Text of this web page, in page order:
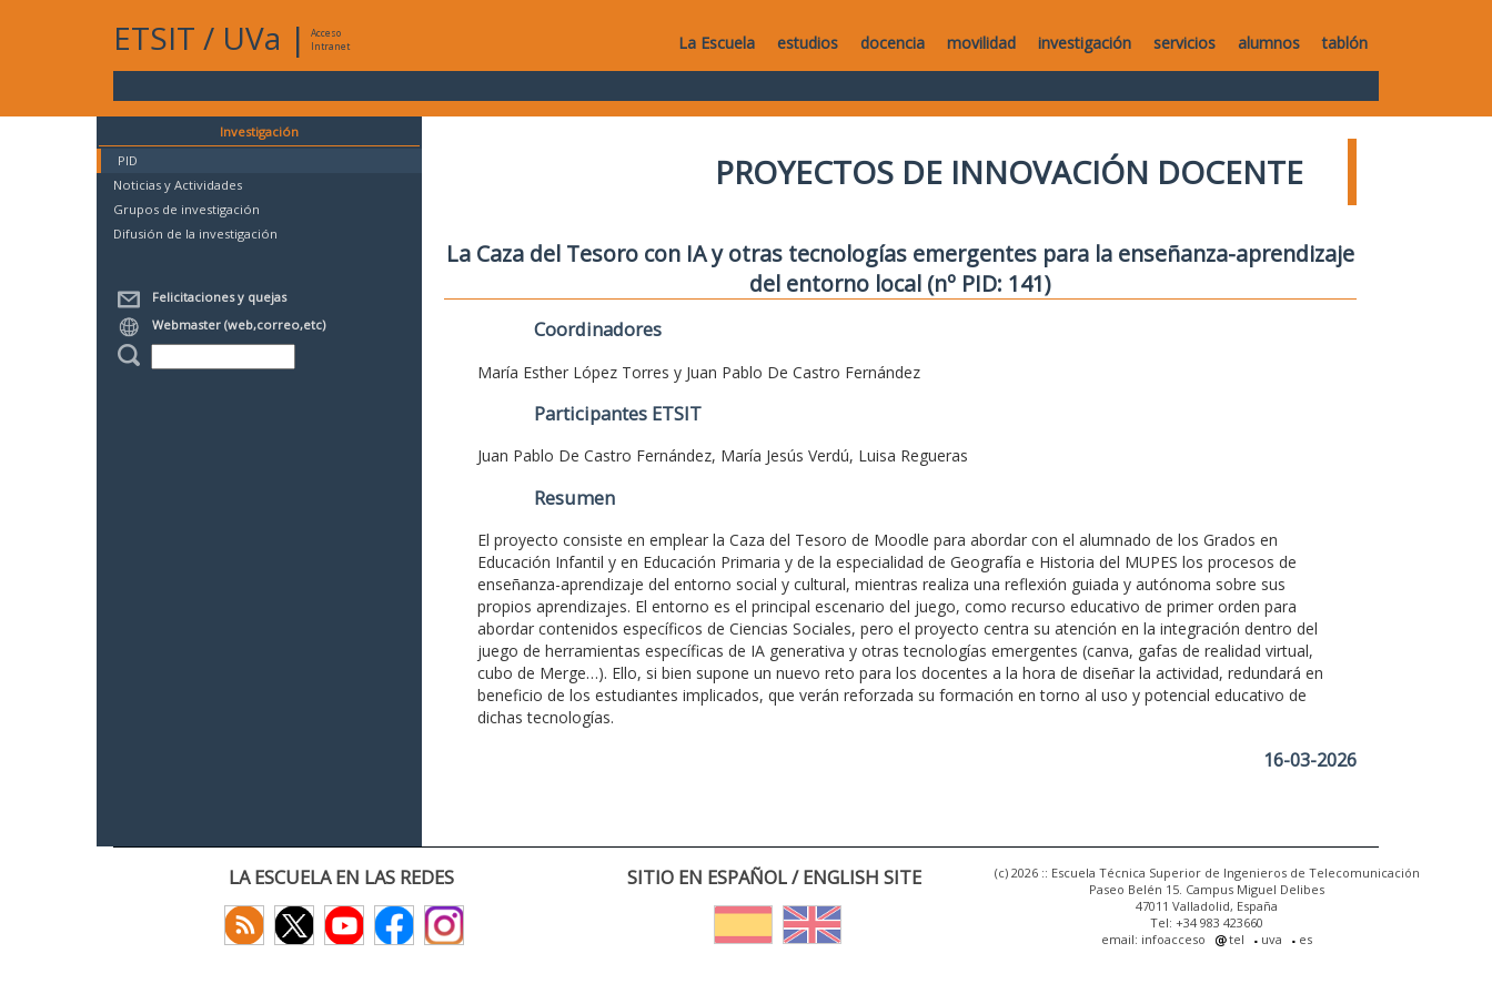
ETSIT / UVa |
Acceso
Intranet
La Escuela estudios docencia movilidad investigación servicios alumnos tablón
Investigación
PID
Noticias y Actividades
Grupos de investigación
Difusión de la investigación
Felicitaciones y quejas
Webmaster (web,correo,etc)
PROYECTOS DE INNOVACIÓN DOCENTE
La Caza del Tesoro con IA y otras tecnologías emergentes para la enseñanza-aprendizaje
del entorno local (nº PID: 141)
Coordinadores
María Esther López Torres y Juan Pablo De Castro Fernández
Participantes ETSIT
Juan Pablo De Castro Fernández, María Jesús Verdú, Luisa Regueras
Resumen
El proyecto consiste en emplear la Caza del Tesoro de Moodle para abordar con el alumnado de los Grados en
Educación Infantil y en Educación Primaria y de la especialidad de Geografía e Historia del MUPES los procesos de
enseñanza-aprendizaje del entorno social y cultural, mientras realiza una reflexión guiada y autónoma sobre sus
propios aprendizajes. El entorno es el principal escenario del juego, como recurso educativo de primer orden para
abordar contenidos específicos de Ciencias Sociales, pero el proyecto centra su atención en la integración dentro del
juego de herramientas específicas de IA generativa y otras tecnologías emergentes (canva, gafas de realidad virtual,
cubo de Merge…). Ello, si bien supone un nuevo reto para los docentes a la hora de diseñar la actividad, redundará en
beneficio de los estudiantes implicados, que verán reforzada su formación en torno al uso y potencial educativo de
dichas tecnologías.
16-03-2026
LA ESCUELA EN LAS REDES SITIO EN ESPAÑOL / ENGLISH SITE
(c) 2026 :: Escuela Técnica Superior de Ingenieros de Telecomunicación
Paseo Belén 15. Campus Miguel Delibes
47011 Valladolid, España
Tel: +34 983 423660
email: infoacceso
tel uva es